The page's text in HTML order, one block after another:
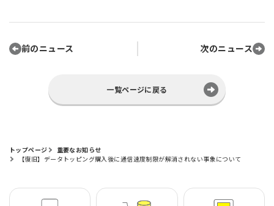
前のニュース 次のニュース
一覧ページに戻る
トップページ
重要なお知らせ
【復旧】データトッピング購入後に通信速度制限が解消されない事象について